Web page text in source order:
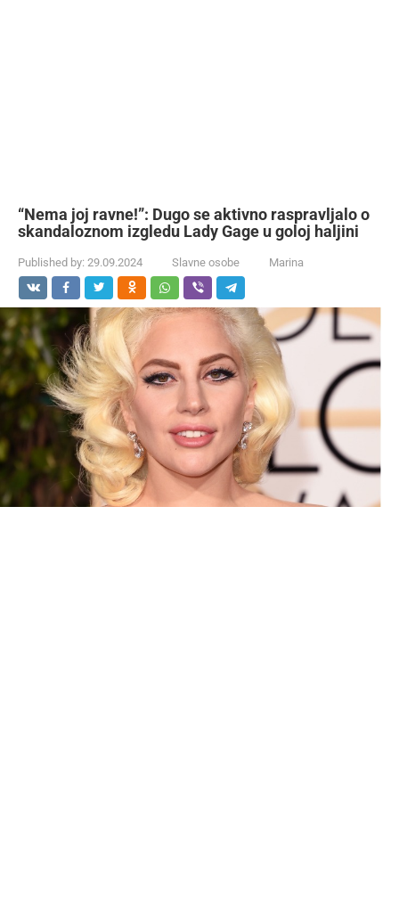
“Nema joj ravne!”: Dugo se aktivno raspravljalo o
skandaloznom izgledu Lady Gage u goloj haljini
Published by: 29.09.2024 Slavne osobe Marina